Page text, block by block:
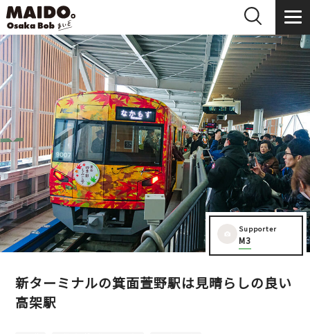
Supporter
M3
新ターミナルの箕面萱野駅は見晴らしの良い
高架駅